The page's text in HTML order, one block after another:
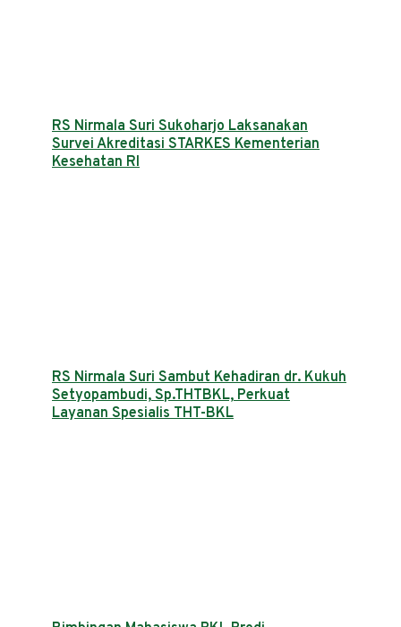
RS Nirmala Suri Sukoharjo Laksanakan
Survei Akreditasi STARKES Kementerian
Kesehatan RI
RS Nirmala Suri Sambut Kehadiran dr. Kukuh
Setyopambudi, Sp.THTBKL, Perkuat
Layanan Spesialis THT-BKL